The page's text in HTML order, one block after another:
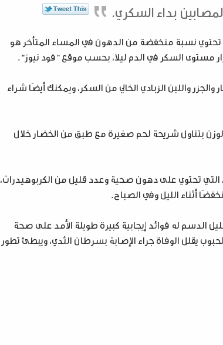
بداء السكري.
تحتوي نسبة منخفضة من الدهون في المساء المتأخر هو
مستوى السكر في الدم ليلا، بحسب موقع "فود نيوز".
واللبن الزبادي الخالي من السكر، ويمكنك أيضًا شراء
بتناول شريحة لحم صغيرة مع طبق من الخضار خلال
التي تحتوي على دهون صحية وعدد قليل من الكربوهيدرات،
أثناء الليل وفي الصباح.
الدسم له فوائد إيجابية كبيرة طويلة الأمد على صحة
يقلل الوفاة جراء الإصابة بسرطان الثدي، ويبطئ تطور